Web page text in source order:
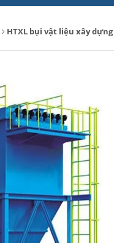
HTXL bụi vật liệu xây dựng